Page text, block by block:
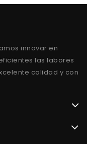
innovar en
las labores
calidad y con